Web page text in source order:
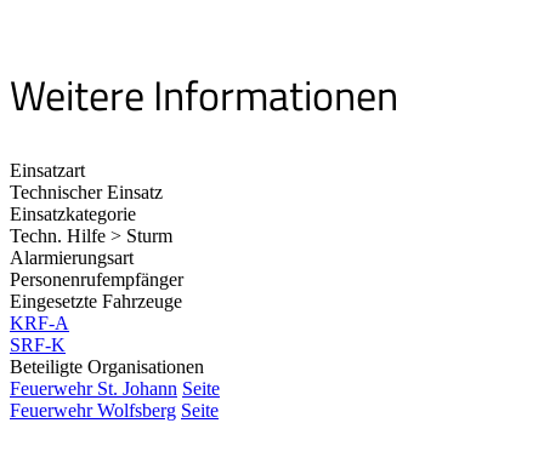
Weitere Informationen
Einsatzart
Technischer Einsatz
Einsatzkategorie
Techn. Hilfe > Sturm
Alarmierungsart
Personenrufempfänger
Eingesetzte Fahrzeuge
KRF-A
SRF-K
Beteiligte Organisationen
Feuerwehr St. Johann Seite
Feuerwehr Wolfsberg Seite